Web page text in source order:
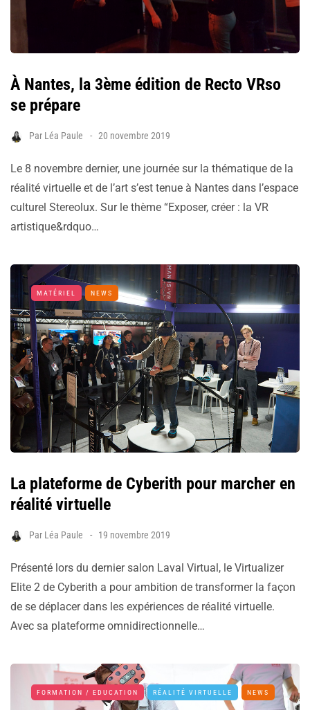
À Nantes, la 3ème édition de Recto VRso
se prépare
Par Léa Paule 20 novembre 2019
Le 8 novembre dernier, une journée sur la thématique de la
réalité virtuelle et de l’art s’est tenue à Nantes dans l’espace
culturel Stereolux. Sur le thème “Exposer, créer : la VR
artistique&rdquo…
MATÉRIEL NEWS
La plateforme de Cyberith pour marcher en
réalité virtuelle
Par Léa Paule 19 novembre 2019
Présenté lors du dernier salon Laval Virtual, le Virtualizer
Elite 2 de Cyberith a pour ambition de transformer la façon
de se déplacer dans les expériences de réalité virtuelle.
Avec sa plateforme omnidirectionnelle…
FORMATION / EDUCATION RÉALITÉ VIRTUELLE NEWS